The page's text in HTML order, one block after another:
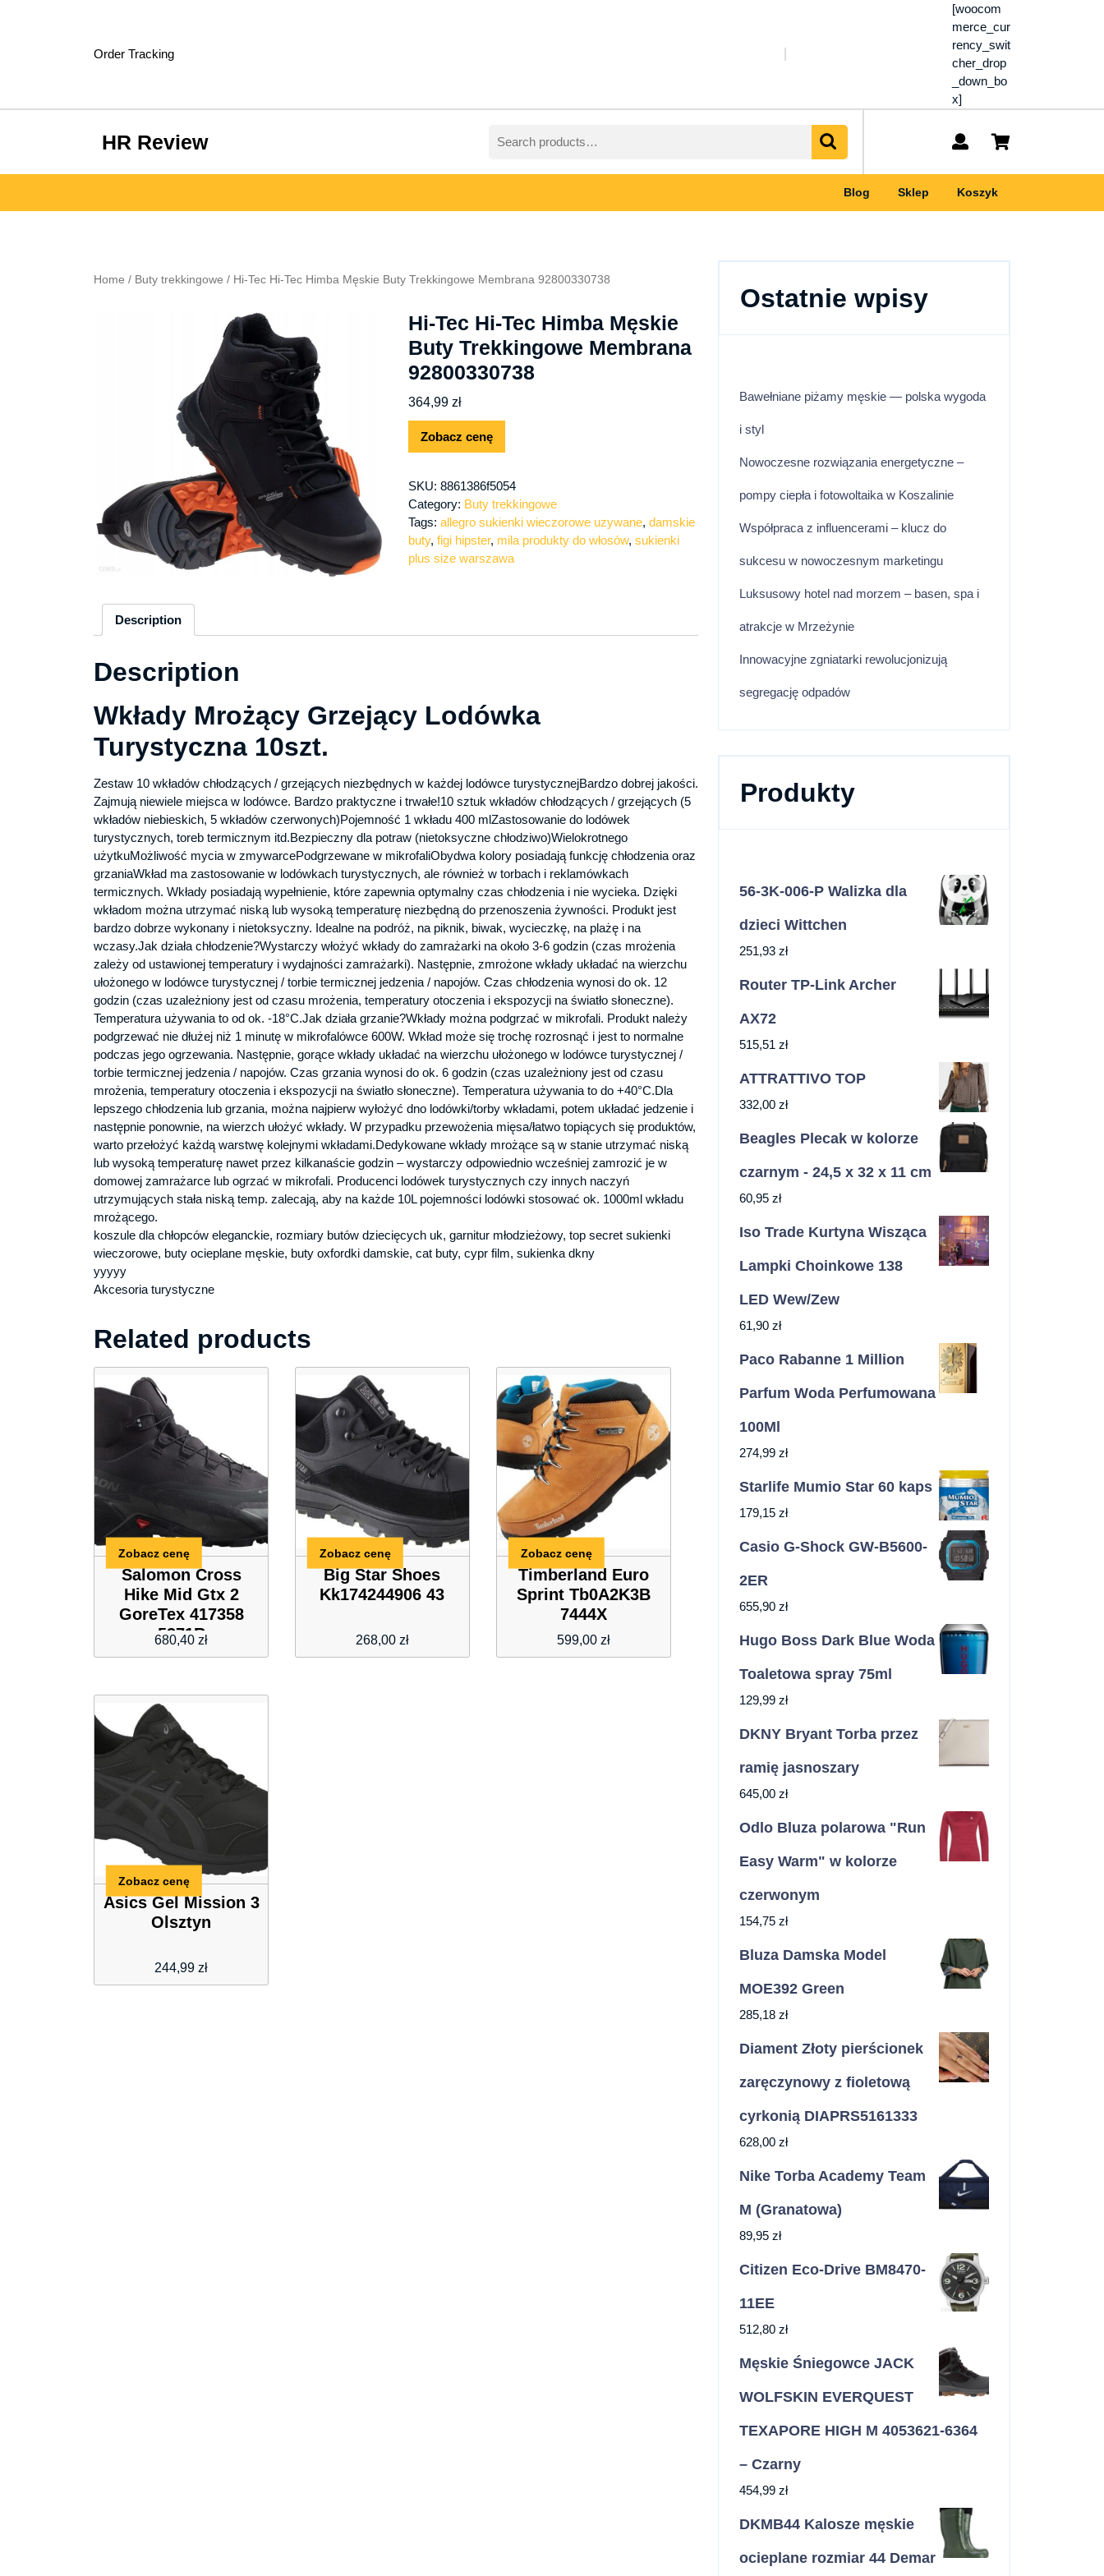
Order Tracking
[woocom
merce_cur
rency_swit
cher_drop
_down_bo
x]
HR Review
for:
My
Blog Sklep Koszyk
Home / Buty trekkingowe / Hi-Tec Hi-Tec Himba Męskie Buty Trekkingowe Membrana 92800330738
Hi-Tec Hi-Tec Himba Męskie
Buty Trekkingowe Membrana
92800330738
364,99 zł
Zobacz cenę
SKU: 8861386f5054
Category: Buty trekkingowe
Tags: allegro sukienki wieczorowe uzywane, damskie
buty, figi hipster, mila produkty do włosów, sukienki
plus size warszawa
Description
Description
Wkłady Mrożący Grzejący Lodówka
Turystyczna 10szt.
Zestaw 10 wkładów chłodzących / grzejących niezbędnych w każdej lodówce turystycznejBardzo dobrej jakości.
Zajmują niewiele miejsca w lodówce. Bardzo praktyczne i trwałe!10 sztuk wkładów chłodzących / grzejących (5
wkładów niebieskich, 5 wkładów czerwonych)Pojemność 1 wkładu 400 mlZastosowanie do lodówek
turystycznych, toreb termicznym itd.Bezpieczny dla potraw (nietoksyczne chłodziwo)Wielokrotnego
użytkuMożliwość mycia w zmywarcePodgrzewane w mikrofaliObydwa kolory posiadają funkcję chłodzenia oraz
grzaniaWkład ma zastosowanie w lodówkach turystycznych, ale również w torbach i reklamówkach
termicznych. Wkłady posiadają wypełnienie, które zapewnia optymalny czas chłodzenia i nie wycieka. Dzięki
wkładom można utrzymać niską lub wysoką temperaturę niezbędną do przenoszenia żywności. Produkt jest
bardzo dobrze wykonany i nietoksyczny. Idealne na podróż, na piknik, biwak, wycieczkę, na plażę i na
wczasy.Jak działa chłodzenie?Wystarczy włożyć wkłady do zamrażarki na około 3-6 godzin (czas mrożenia
zależy od ustawionej temperatury i wydajności zamrażarki). Następnie, zmrożone wkłady układać na wierzchu
ułożonego w lodówce turystycznej / torbie termicznej jedzenia / napojów. Czas chłodzenia wynosi do ok. 12
godzin (czas uzależniony jest od czasu mrożenia, temperatury otoczenia i ekspozycji na światło słoneczne).
Temperatura używania to od ok. -18°C.Jak działa grzanie?Wkłady można podgrzać w mikrofali. Produkt należy
podgrzewać nie dłużej niż 1 minutę w mikrofalówce 600W. Wkład może się trochę rozrosnąć i jest to normalne
podczas jego ogrzewania. Następnie, gorące wkłady układać na wierzchu ułożonego w lodówce turystycznej /
torbie termicznej jedzenia / napojów. Czas grzania wynosi do ok. 6 godzin (czas uzależniony jest od czasu
mrożenia, temperatury otoczenia i ekspozycji na światło słoneczne). Temperatura używania to do +40°C.Dla
lepszego chłodzenia lub grzania, można najpierw wyłożyć dno lodówki/torby wkładami, potem układać jedzenie i
następnie ponownie, na wierzch ułożyć wkłady. W przypadku przewożenia mięsa/łatwo topiących się produktów,
warto przełożyć każdą warstwę kolejnymi wkładami.Dedykowane wkłady mrożące są w stanie utrzymać niską
lub wysoką temperaturę nawet przez kilkanaście godzin – wystarczy odpowiednio wcześniej zamrozić je w
domowej zamrażarce lub ogrzać w mikrofali. Producenci lodówek turystycznych czy innych naczyń
utrzymujących stała niską temp. zalecają, aby na każde 10L pojemności lodówki stosować ok. 1000ml wkładu
mrożącego.
koszule dla chłopców eleganckie, rozmiary butów dziecięcych uk, garnitur młodzieżowy, top secret sukienki
wieczorowe, buty ocieplane męskie, buty oxfordki damskie, cat buty, cypr film, sukienka dkny
yyyyy
Akcesoria turystyczne
Related products
Salomon Cross
Hike Mid Gtx 2
GoreTex 417358
5371R
680,40 zł
Zobacz cenę
Big Star Shoes
Kk174244906 43
268,00 zł
Zobacz cenę
Timberland Euro
Sprint Tb0A2K3B
7444X
599,00 zł
Zobacz cenę
Asics Gel Mission 3
Olsztyn
244,99 zł
Zobacz cenę
Ostatnie wpisy
Bawełniane piżamy męskie — polska wygoda
i styl
Nowoczesne rozwiązania energetyczne –
pompy ciepła i fotowoltaika w Koszalinie
Współpraca z influencerami – klucz do
sukcesu w nowoczesnym marketingu
Luksusowy hotel nad morzem – basen, spa i
atrakcje w Mrzeżynie
Innowacyjne zgniatarki rewolucjonizują
segregację odpadów
Produkty
56-3K-006-P Walizka dla
dzieci Wittchen
251,93 zł
Router TP-Link Archer
AX72
515,51 zł
ATTRATTIVO TOP
332,00 zł
Beagles Plecak w kolorze
czarnym - 24,5 x 32 x 11 cm
60,95 zł
Iso Trade Kurtyna Wisząca
Lampki Choinkowe 138
LED Wew/Zew
61,90 zł
Paco Rabanne 1 Million
Parfum Woda Perfumowana
100Ml
274,99 zł
Starlife Mumio Star 60 kaps
179,15 zł
Casio G-Shock GW-B5600-
2ER
655,90 zł
Hugo Boss Dark Blue Woda
Toaletowa spray 75ml
129,99 zł
DKNY Bryant Torba przez
ramię jasnoszary
645,00 zł
Odlo Bluza polarowa "Run
Easy Warm" w kolorze
czerwonym
154,75 zł
Bluza Damska Model
MOE392 Green
285,18 zł
Diament Złoty pierścionek
zaręczynowy z fioletową
cyrkonią DIAPRS5161333
628,00 zł
Nike Torba Academy Team
M (Granatowa)
89,95 zł
Citizen Eco-Drive BM8470-
11EE
512,80 zł
Męskie Śniegowce JACK
WOLFSKIN EVERQUEST
TEXAPORE HIGH M 4053621-6364
– Czarny
454,99 zł
DKMB44 Kalosze męskie
ocieplane rozmiar 44 Demar